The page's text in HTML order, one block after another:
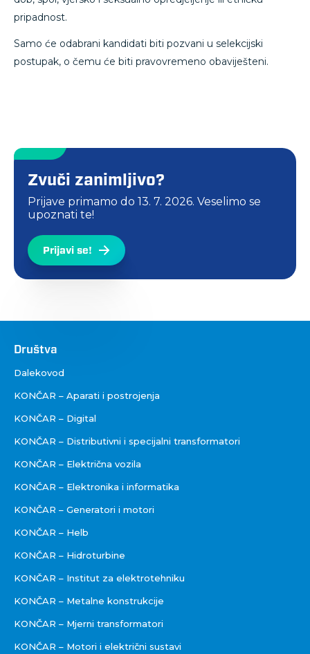
pripadnost.
Samo će odabrani kandidati biti pozvani u selekcijski
postupak, o čemu će biti pravovremeno obaviješteni.
Zvuči zanimljivo?
Prijave primamo do 13. 7. 2026. Veselimo se
upoznati te!
Prijavi se!
Društva
Društva
Dalekovod
KONČAR – Aparati i postrojenja
KONČAR – Digital
KONČAR – Distributivni i specijalni transformatori
KONČAR – Električna vozila
KONČAR – Elektronika i informatika
KONČAR – Generatori i motori
KONČAR – Helb
KONČAR – Hidroturbine
KONČAR – Institut za elektrotehniku
KONČAR – Metalne konstrukcije
KONČAR – Mjerni transformatori
KONČAR – Motori i električni sustavi